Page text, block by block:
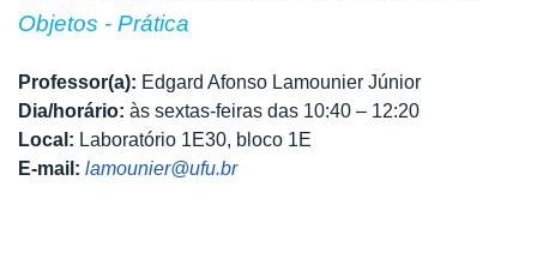
Objetos - Prática
Professor(a): Edgard Afonso Lamounier Júnior
Dia/horário: às sextas-feiras das 10:40 – 12:20
Local: Laboratório 1E30, bloco 1E
E-mail: lamounier@ufu.br